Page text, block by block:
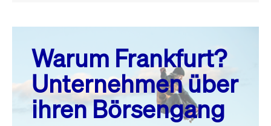
August 26
MO. DI. MI. DO. FR. SA. SO.
1
2
3
4 5 6 7 8
Warum Frankfurt?
Unternehmen über
ihren Börsengang